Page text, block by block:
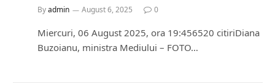
Byadmin August 6, 2025 0
Miercuri, 06 August 2025, ora 19:456520 citiriDiana
Buzoianu, ministra Mediului – FOTO…